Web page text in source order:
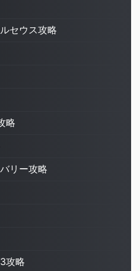
セウス攻略
略
リー攻略
攻略